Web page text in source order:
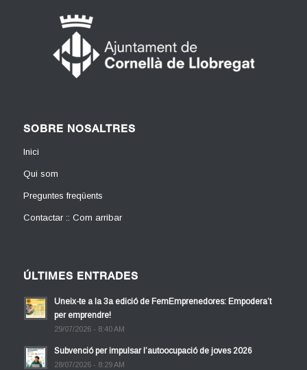
SOBRE NOSALTRES
Inici
Qui som
Preguntes freqüents
Contactar :: Com arribar
ÚLTIMES ENTRADES
Uneix-te a la 3a edició de FemEmprenedores: Empodera’t
per emprendre!
29/07/2026 - 8:40 AM
Subvenció per impulsar l’autoocupació de joves 2026
28/07/2026 - 8:29 AM